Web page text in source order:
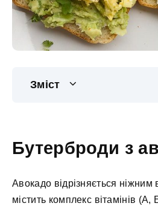
Зміст
Бутерброди з
Авокадо відрізняється
містить комплекс вітамінів